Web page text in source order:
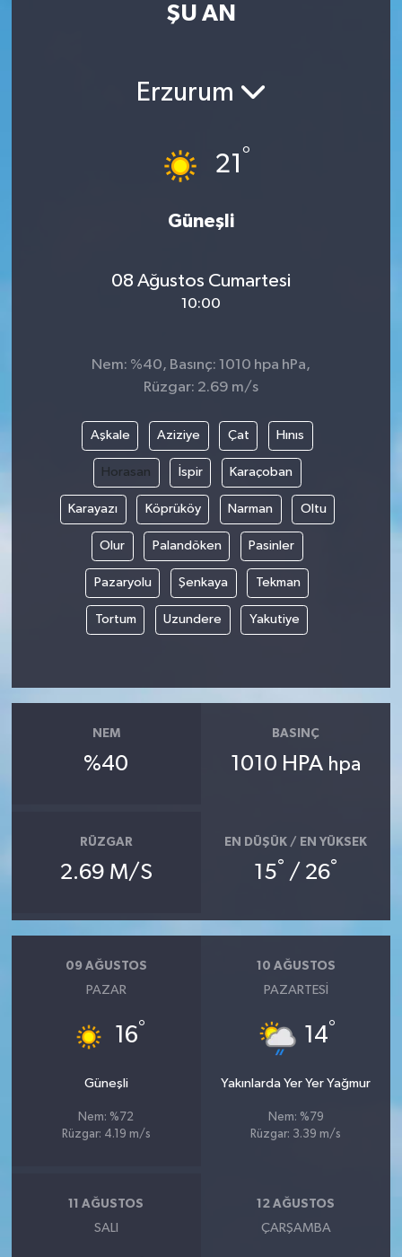
ŞU AN
Erzurum
21 °
Güneşli
08 Ağustos Cumartesi
10:00
Nem: %40, Basınç: 1010 hpa hPa,
Rüzgar: 2.69 m/s
Aşkale Aziziye Çat Hınıs
Horasan İspir Karaçoban
Karayazı Köprüköy Narman Oltu
Olur Palandöken Pasinler
Pazaryolu Şenkaya Tekman
Tortum Uzundere Yakutiye
NEM
%40
BASINÇ
1010 HPA hpa
RÜZGAR
2.69 M/S
EN DÜŞÜK / EN YÜKSEK
15° / 26°
09 AĞUSTOS
PAZAR
16°
Güneşli
Nem: %72
Rüzgar: 4.19 m/s
10 AĞUSTOS
PAZARTESI
14°
Yakınlarda Yer Yer Yağmur
Nem: %79
Rüzgar: 3.39 m/s
11 AĞUSTOS
SALI
12 AĞUSTOS
ÇARŞAMBA
Video